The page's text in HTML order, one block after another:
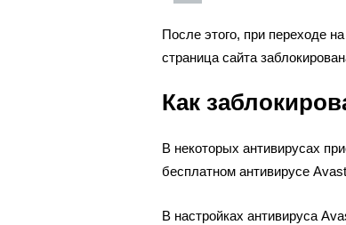
После этого, при переходе
страница сайта
Как
В некоторых антивирусах
бесплатном антивирусе
В настройках антивируса